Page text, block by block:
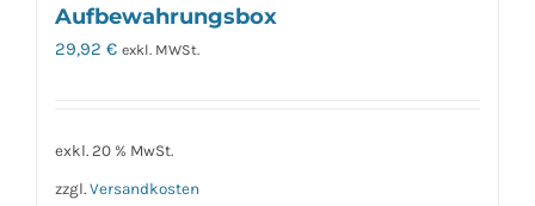
Aufbewahrungsbox
29,92 € exkl. MWSt.
exkl. 20 % MwSt.
zzgl. Versandkosten